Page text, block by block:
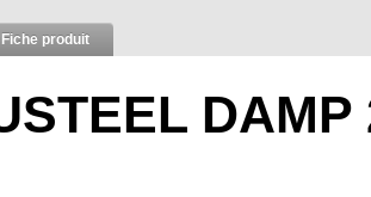
Fiche produit
DAMP